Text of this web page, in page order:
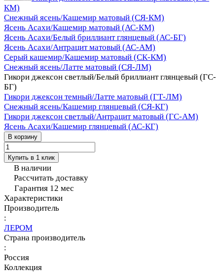
КМ)
Снежный ясень/Кашемир матовый (СЯ-КМ)
Ясень Асахи/Кашемир матовый (АС-КМ)
Ясень Асахи/Белый бриллиант глянцевый (АС-БГ)
Ясень Асахи/Антрацит матовый (АС-АМ)
Серый кашемир/Кашемир матовый (СК-КМ)
Снежный ясень/Латте матовый (СЯ-ЛМ)
Гикори джексон светлый/Белый бриллиант глянцевый (ГС-
БГ)
Гикори джексон темный/Латте матовый (ГТ-ЛМ)
Снежный ясень/Кашемир глянцевый (СЯ-КГ)
Гикори джексон светлый/Антрацит матовый (ГС-АМ)
Ясень Асахи/Кашемир глянцевый (АС-КГ)
В корзину
Купить в 1 клик
В наличии
Рассчитать доставку
Гарантия 12 мес
Характеристики
Производитель
:
ЛЕРОМ
Страна производитель
:
Россия
Коллекция